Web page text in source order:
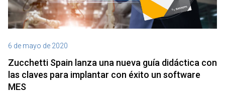
6 de mayo de 2020
Zucchetti Spain lanza una nueva guía didáctica con
las claves para implantar con éxito un software
MES